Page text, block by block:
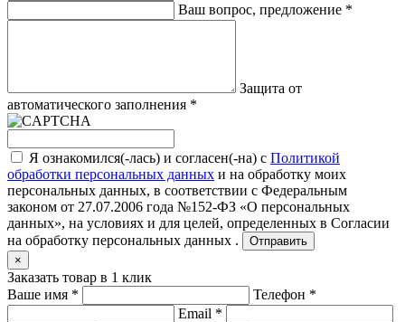
Ваш вопрос, предложение *
Защита от
автоматического заполнения *
Я ознакомился(-лась) и согласен(-на) с Политикой
обработки персональных данных и на обработку моих
персональных данных, в соответствии с Федеральным
законом от 27.07.2006 года №152-ФЗ «О персональных
данных», на условиях и для целей, определенных в Согласии
на обработку персональных данных .
Отправить
×
Заказать товар в 1 клик
Ваше имя * Телефон *
Email *